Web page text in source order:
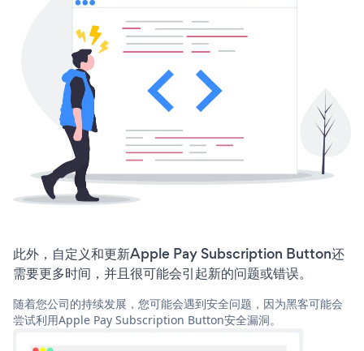
此外，自定义和更新Apple Pay Subscription Button还
需要更多时间，并且很可能会引起新的问题或错误。
随着您公司的持续发展，您可能会遇到安全问题，因为黑客可能会
尝试利用Apple Pay Subscription Button安全漏洞。